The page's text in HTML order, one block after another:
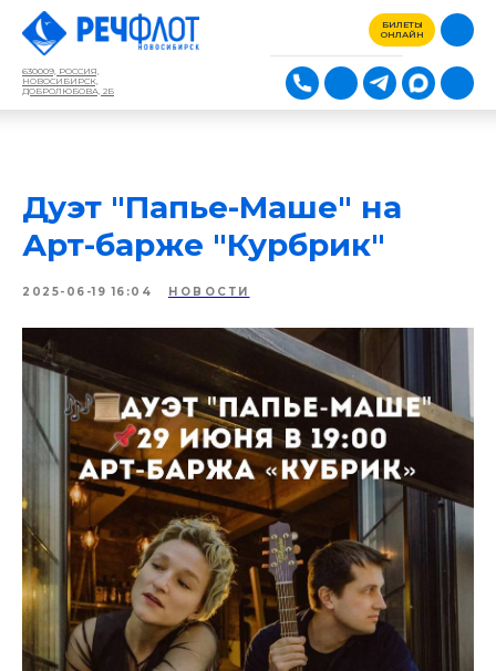
630009, РОССИЯ,
НОВОСИБИРСК,
ДОБРОЛЮБОВА, 2Б
БИЛЕТЫ
ОНЛАЙН
Дуэт "Папье-Маше" на
Арт-барже "Курбрик"
2025-06-19 16:04 НОВОСТИ